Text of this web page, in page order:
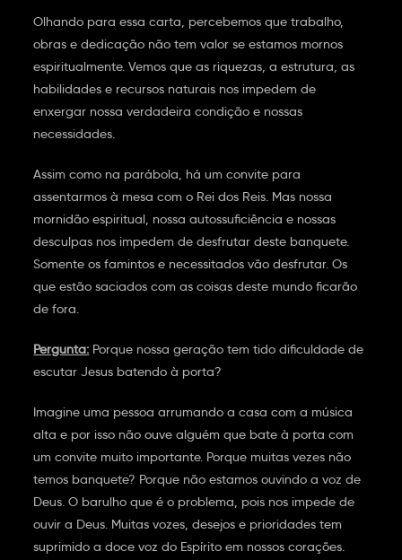
Olhando para essa carta, percebemos que trabalho,
obras e dedicação não tem valor se estamos mornos
espiritualmente. Vemos que as riquezas, a estrutura, as
habilidades e recursos naturais nos impedem de
enxergar nossa verdadeira condição e nossas
necessidades.
Assim como na parábola, há um convite para
assentarmos à mesa com o Rei dos Reis. Mas nossa
mornidão espiritual, nossa autossuficiência e nossas
desculpas nos impedem de desfrutar deste banquete.
Somente os famintos e necessitados vão desfrutar. Os
que estão saciados com as coisas deste mundo ficarão
de fora.
Pergunta: Porque nossa geração tem tido dificuldade de
escutar Jesus batendo à porta?
Imagine uma pessoa arrumando a casa com a música
alta e por isso não ouve alguém que bate à porta com
um convite muito importante. Porque muitas vezes não
temos banquete? Porque não estamos ouvindo a voz de
Deus. O barulho que é o problema, pois nos impede de
ouvir a Deus. Muitas vozes, desejos e prioridades tem
suprimido a doce voz do Espírito em nossos corações.